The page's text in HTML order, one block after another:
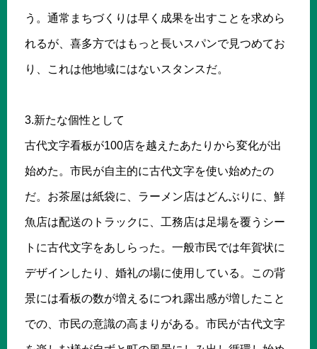
う。通常まちづくりは早く成果を出すことを求めら
れるが、喜多方ではもっと長いスパンで見つめてお
り、これは他地域にはないスタンスだ。
3.新たな個性として
古代文字看板が100店を越えたあたりから変化が出
始めた。市民が自主的に古代文字を使い始めたの
だ。お茶屋は紙袋に、ラーメン店はどんぶりに、鮮
魚店は配送のトラックに、工務店は足場を覆うシー
トに古代文字をあしらった。一般市民では年賀状に
デザインしたり、婚礼の場に使用している。この背
景には看板の数が増えるにつれ露出感が増したこと
での、市民の意識の高まりがある。市民が古代文字